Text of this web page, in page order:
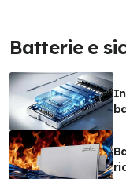
Batterie e